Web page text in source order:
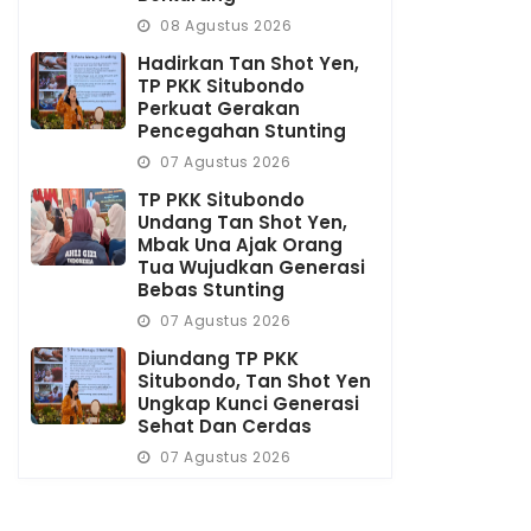
08 Agustus 2026
Hadirkan Tan Shot Yen,
TP PKK Situbondo
Perkuat Gerakan
Pencegahan Stunting
07 Agustus 2026
TP PKK Situbondo
Undang Tan Shot Yen,
Mbak Una Ajak Orang
Tua Wujudkan Generasi
Bebas Stunting
07 Agustus 2026
Diundang TP PKK
Situbondo, Tan Shot Yen
Ungkap Kunci Generasi
Sehat Dan Cerdas
07 Agustus 2026